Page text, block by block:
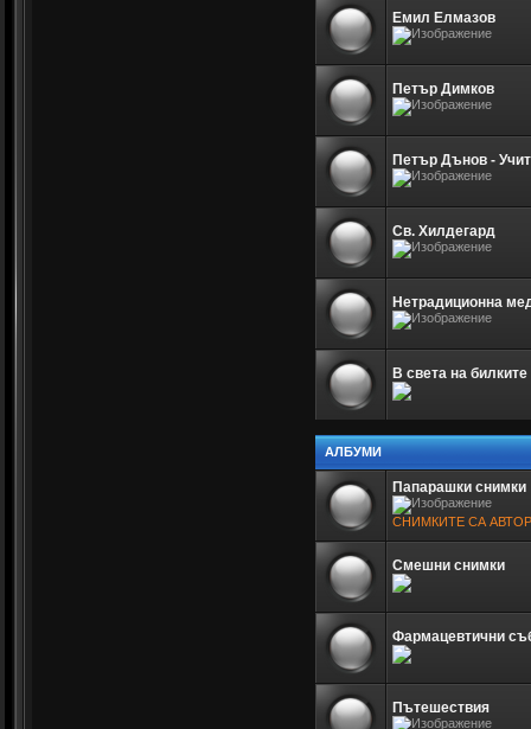
Емил Елмазов
Петър Димков
Петър Дънов -
Св. Хилдегард
Нетрадиционна
В света на билките
АЛБУМИ
Папарашки снимки
СНИМКИТЕ СА
Смешни снимки
Фармацевтични
Пътешествия